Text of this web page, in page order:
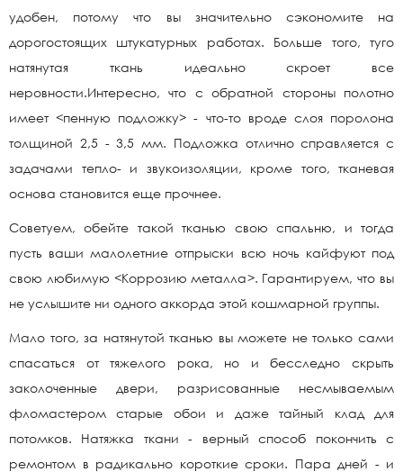
удобен, потому что вы значительно сэкономите на
дорогостоящих штукатурных работах. Больше того, туго
натянутая ткань идеально скроет все
неровности.Интересно, что с обратной стороны полотно
имеет <пенную подложку> - что-то вроде слоя поролона
толщиной 2,5 - 3,5 мм. Подложка отлично справляется с
задачами тепло- и звукоизоляции, кроме того, тканевая
основа становится еще прочнее.
Советуем, обейте такой тканью свою спальню, и тогда
пусть ваши малолетние отпрыски всю ночь кайфуют под
свою любимую <Коррозию металла>. Гарантируем, что вы
не услышите ни одного аккорда этой кошмарной группы.
Мало того, за натянутой тканью вы можете не только сами
спасаться от тяжелого рока, но и бесследно скрыть
заколоченные двери, разрисованные несмываемым
фломастером старые обои и даже тайный клад для
потомков. Натяжка ткани - верный способ покончить с
ремонтом в радикально короткие сроки. Пара дней - и